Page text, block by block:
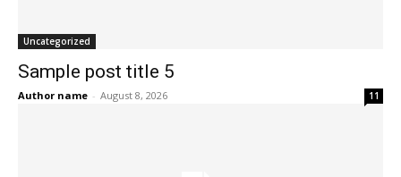
Uncategorized
Sample post title 5
Author name - August 8, 2026 11